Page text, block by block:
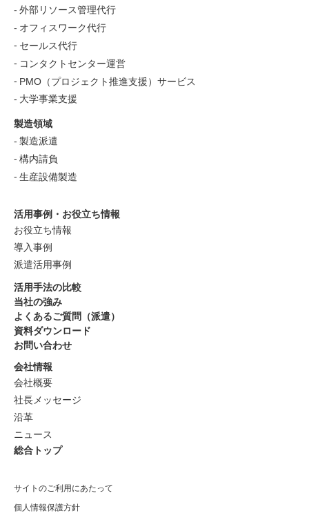
外部リソース管理代行
オフィスワーク代行
セールス代行
コンタクトセンター運営
PMO（プロジェクト推進支援）サービス
大学事業支援
製造領域
製造派遣
構内請負
生産設備製造
活用事例・お役立ち情報
お役立ち情報
導入事例
派遣活用事例
活用手法の比較
当社の強み
よくあるご質問（派遣）
資料ダウンロード
お問い合わせ
会社情報
会社概要
社長メッセージ
沿革
ニュース
総合トップ
サイトのご利用にあたって
個人情報保護方針